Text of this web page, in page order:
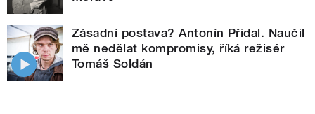
Zásadní postava? Antonín Přidal. Naučil
mě nedělat kompromisy, říká režisér
Tomáš Soldán